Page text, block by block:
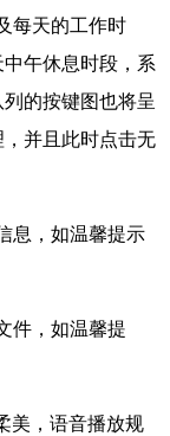
每天的工作时
午休息时段，系
的按键图也将呈
并且此时点击无
息，如温馨提示
件，如温馨提
美，语音播放规